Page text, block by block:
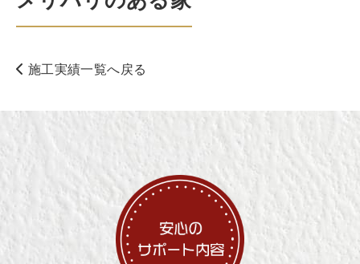
施工実績一覧へ戻る